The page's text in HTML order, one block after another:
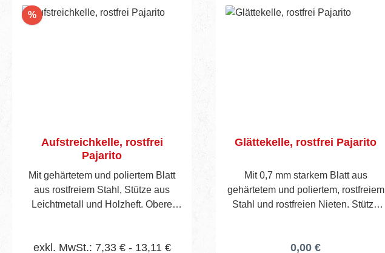
%Rabatt
Aufstreichkelle, rostfrei
Pajarito
Mit gehärtetem und poliertem Blatt
aus rostfreiem Stahl, Stütze aus
Leichtmetall und Holzheft. Obere
stehen zur Auswahl, siehe Seite
exkl. MwSt.: 7,33 € - 13,11 €
Glättekelle, rostfrei Pajarito
Mit 0,7 mm starkem Blatt aus
gehärtetem und poliertem, rostfreiem
Stahl und rostfreien Nieten. Stütze
0,00 €